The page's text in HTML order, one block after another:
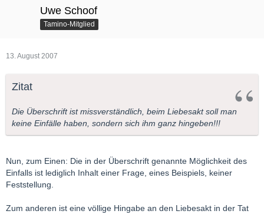
Uwe Schoof
Tamino-Mitglied
13. August 2007
Zitat
Die Überschrift ist missverständlich, beim Liebesakt soll man
keine Einfälle haben, sondern sich ihm ganz hingeben!!!
Nun, zum Einen: Die in der Überschrift genannte Möglichkeit des
Einfalls ist lediglich Inhalt einer Frage, eines Beispiels, keiner
Feststellung.
Zum anderen ist eine völlige Hingabe an den Liebesakt in der Tat